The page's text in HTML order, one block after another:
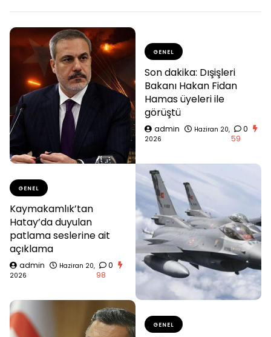
GENEL
Son dakika: Dışişleri
Bakanı Hakan Fidan
Hamas üyeleri ile
görüştü
admin
Haziran 20,
2026
0
59
GENEL
Kaymakamlık’tan
Hatay’da duyulan
patlama seslerine ait
açıklama
admin
Haziran 20,
2026
0
98
GENEL